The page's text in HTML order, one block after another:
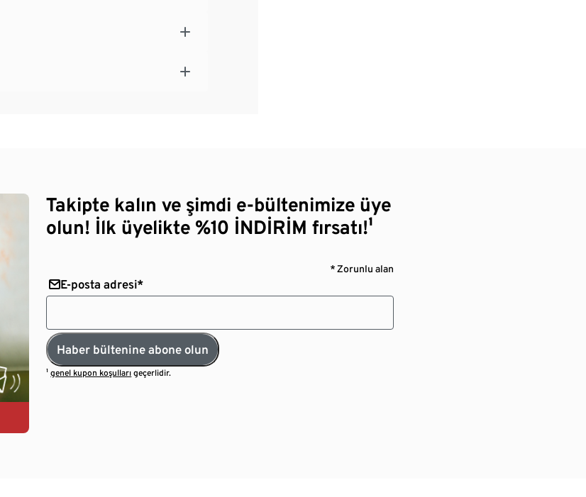
Takipte kalın ve şimdi e-bültenimize üye
olun! İlk üyelikte %10 İNDİRİM fırsatı!¹
* Zorunlu alan
E-posta adresi*
Haber bültenine abone olun
¹genel kupon koşulları geçerlidir.